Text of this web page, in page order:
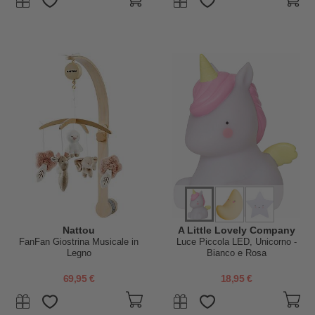
Nattou
FanFan Giostrina Musicale in
Legno
69,95 €
A Little Lovely Company
Luce Piccola LED, Unicorno -
Bianco e Rosa
18,95 €